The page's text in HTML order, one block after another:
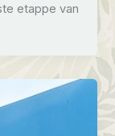
etappe van